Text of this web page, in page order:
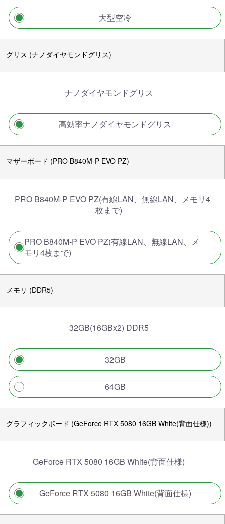
大型空冷
グリス (ナノダイヤモンドグリス)
ナノダイヤモンドグリス
高効率ナノダイヤモンドグリス
マザーボード (PRO B840M-P EVO PZ)
PRO B840M-P EVO PZ(有線LAN、無線LAN、メモリ4
枚まで)
PRO B840M-P EVO PZ(有線LAN、無線LAN、メ
モリ4枚まで)
メモリ (DDR5)
32GB(16GBx2) DDR5
32GB
64GB
グラフィックボード (GeForce RTX 5080 16GB White(背面仕様))
GeForce RTX 5080 16GB White(背面仕様)
GeForce RTX 5080 16GB White(背面仕様)